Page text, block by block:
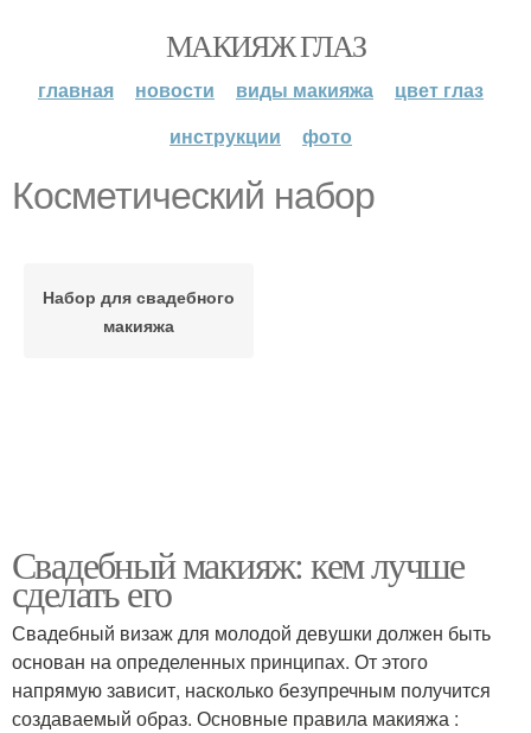
МАКИЯЖ ГЛАЗ
главная новости виды макияжа
цвет глаз
инструкции
фото
Косметический набор
Набор для свадебного
макияжа
Свадебный макияж: кем лучше
сделать его
Свадебный визаж для молодой девушки должен быть
основан на определенных принципах. От этого
напрямую зависит, насколько безупречным получится
создаваемый образ. Основные правила макияжа :